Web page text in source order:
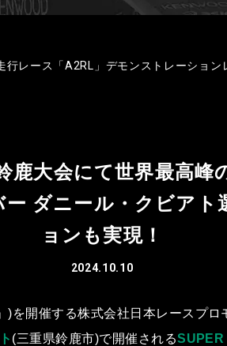
レース「A2RL」デモンストレーショ
⿅⼤会にて世界最⾼
ダニール・クビア
ョンも実現！
2024.10.10
開催する株式会社⽇本レースプ
(三重県鈴⿅市)で開催されるSUPER